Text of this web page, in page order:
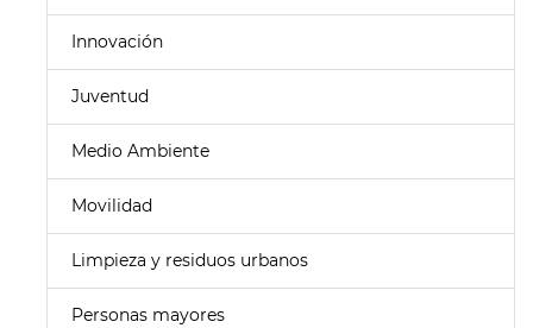
Innovación
Juventud
Medio Ambiente
Movilidad
Limpieza y residuos urbanos
Personas mayores